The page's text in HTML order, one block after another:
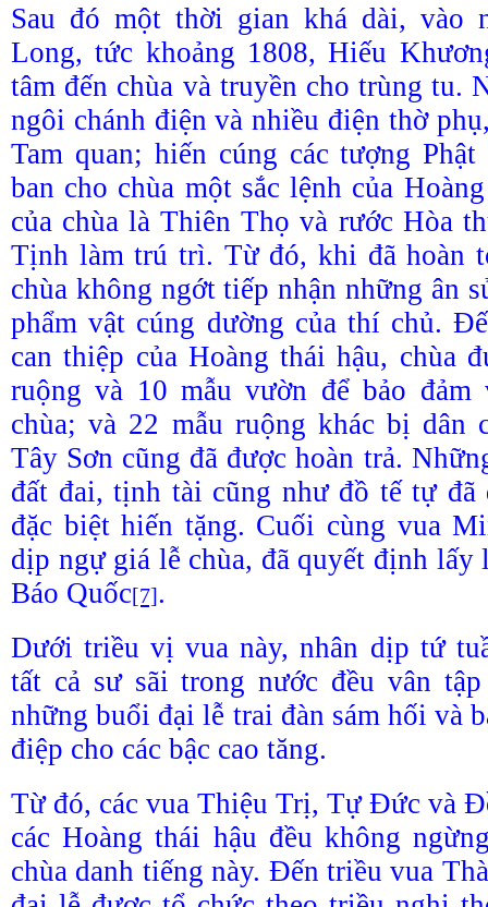
Sau đó một thời gian khá dài, vào
Long, tức khoảng 1808, Hiếu
tâm đến chùa và truyền cho trùng tu.
ngôi chánh điện và nhiều điện thờ
Tam quan; hiến cúng các tượng
ban cho chùa một sắc lệnh của
của chùa là Thiên Thọ và rước Hòa
Tịnh làm trú trì. Từ đó, khi đã hoàn
chùa không ngớt tiếp nhận những ân
phẩm vật cúng dường của thí chủ.
can thiệp của Hoàng thái hậu, chùa
ruộng và 10 mẫu vườn để bảo
chùa; và 22 mẫu ruộng khác bị dân
Tây Sơn cũng đã được hoàn trả.
đất đai, tịnh tài cũng như đồ tế tự đã
đặc biệt hiến tặng. Cuối cùng vua
dịp ngự giá lễ chùa, đã quyết định lấy
Báo Quốc[7].
Dưới triều vị vua này, nhân dịp tứ
tất cả sư sãi trong nước đều vân
những buổi đại lễ trai đàn sám hối và
điệp cho các bậc cao tăng.
Từ đó, các vua Thiệu Trị, Tự Đức và
các Hoàng thái hậu đều không
chùa danh tiếng này. Đến triều vua